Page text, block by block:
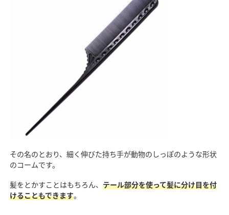
その名のとおり、細く伸びた持ち手が動物のしっぽのような形状
のコームです。
髪をとかすことはもちろん、 テール部分を使って髪に分け目を付
けることもできます。